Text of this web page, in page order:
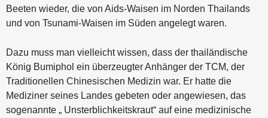
Beeten wieder, die von Aids-Waisen im Norden Thailands
und von Tsunami-Waisen im Süden angelegt waren.
Dazu muss man vielleicht wissen, dass der thailändische
König Bumiphol ein überzeugter Anhänger der TCM, der
Traditionellen Chinesischen Medizin war. Er hatte die
Mediziner seines Landes gebeten oder angewiesen, das
sogenannte „ Unsterblichkeitskraut“ auf eine medizinische